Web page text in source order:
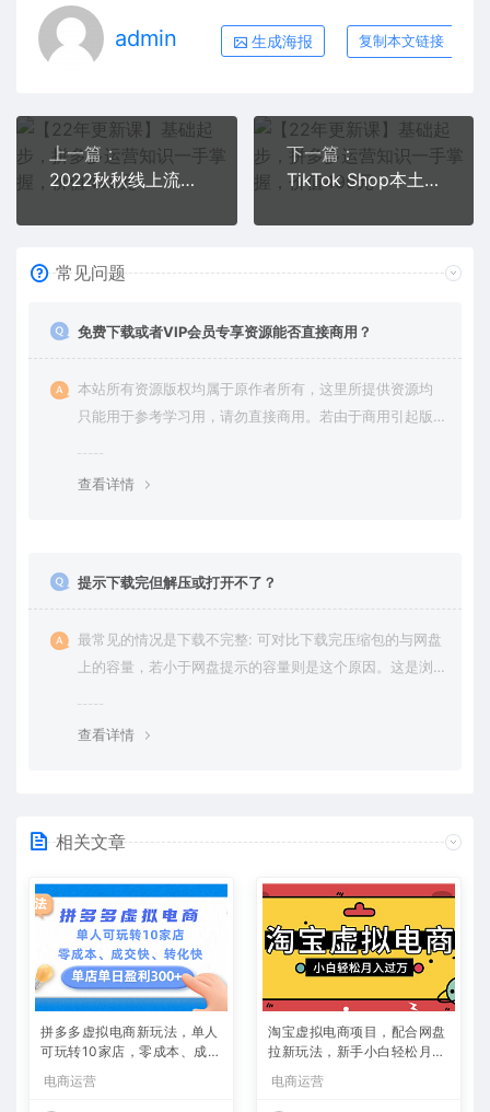
admin 生成海报 复制本文链接
上一篇：
2022秋秋线上流量密训16.0：包含 暴力引流10W+中小卖家流量破局技巧 等等！
下一篇：
TikTok Shop本土+跨境 双店带货训练营（第十五期）全球好物买卖 一店卖全球
常见问题
免费下载或者VIP会员专享资源能否直接商用？
本站所有资源版权均属于原作者所有，这里所提供资源均
只能用于参考学习用，请勿直接商用。若由于商用引起版
查看详情
提示下载完但解压或打开不了？
最常见的情况是下载不完整: 可对比下载完压缩包的与网盘
上的容量，若小于网盘提示的容量则是这个原因。这是浏
查看详情
相关文章
拼多多虚拟电商新玩法，单人
可玩转10家店，零成本、成交
快、转化快，单店单日可盈利
300+
电商运营
淘宝虚拟电商项目，配合网盘
拉新玩法，新手小白轻松月入
过万，外面收费1980的项
目！
电商运营